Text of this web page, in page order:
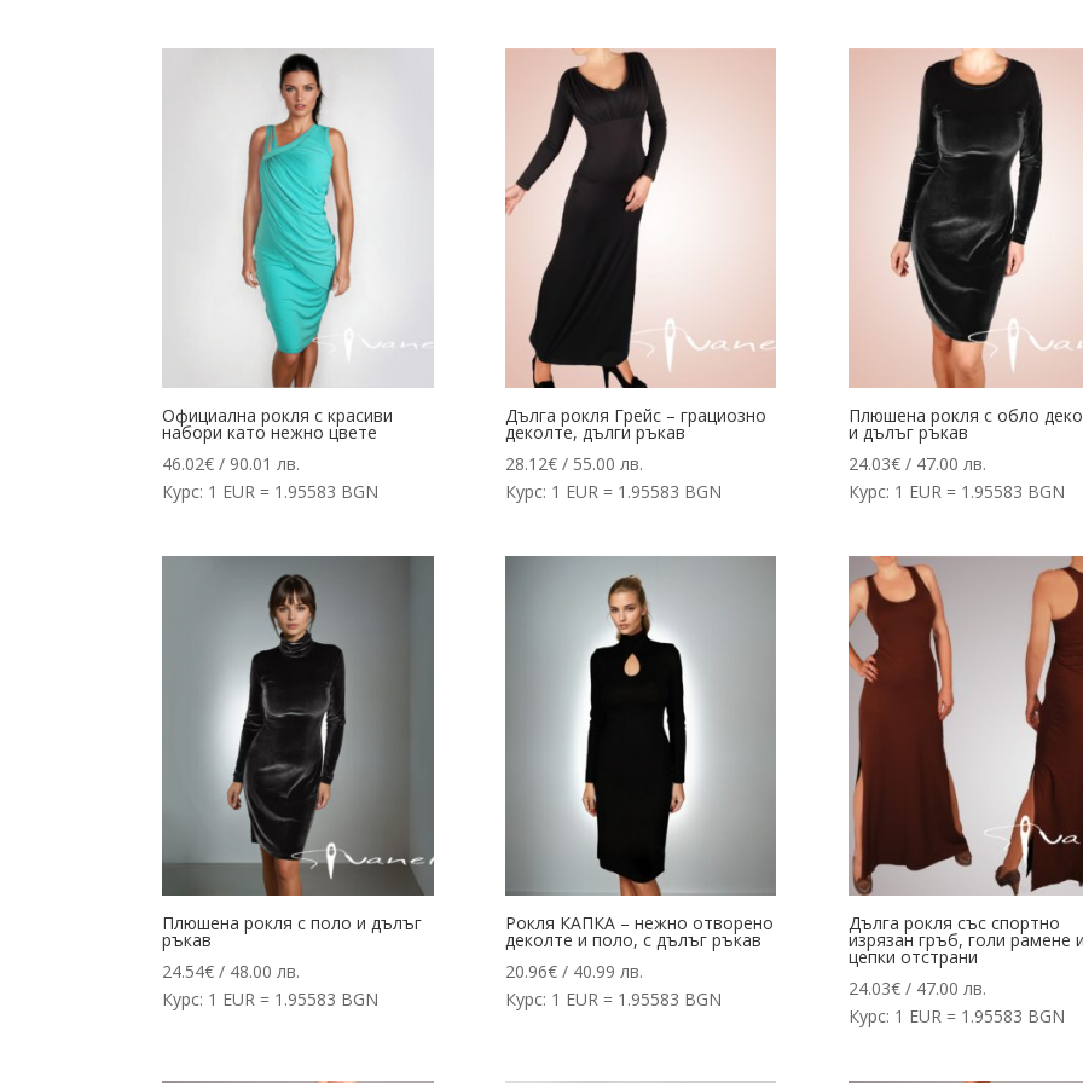
Официална рокля с красиви
набори като нежно цвете
46.02€ / 90.01 лв.
Курс: 1 EUR = 1.95583 BGN
Дълга рокля Грейс – грациозно
деколте, дълги ръкав
28.12€/ 55.00 лв.
Курс: 1 EUR = 1.95583 BGN
Плюшена рокля с обло
и дълъг ръкав
24.03€/ 47.00 лв.
Курс: 1 EUR = 1.95583 BGN
Плюшена рокля с поло и дълъг
ръкав
24.54€ / 48.00 лв.
Курс: 1 EUR = 1.95583 BGN
Рокля КАПКА – нежно отворено
деколте и поло, с дълъг ръкав
20.96€/ 40.99 лв.
Курс: 1 EUR = 1.95583 BGN
Дълга рокля със спортно
изрязан гръб, голи рамене
цепки отстрани
24.03€/ 47.00 лв.
Курс: 1 EUR = 1.95583 BGN